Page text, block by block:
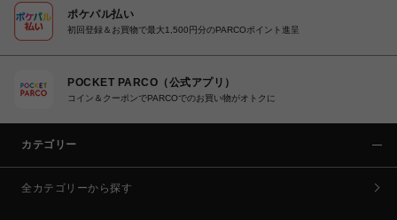
ポケパル払い
初回登録＆お買物で最大1,500円分のPARCOポイント進呈
POCKET PARCO（公式アプリ）
コイン＆クーポンでPARCOでのお買い物がオトクに
カテゴリー
全カテゴリーから探す